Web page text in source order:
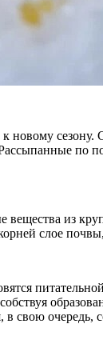
новому
по
из
слое
очередь,